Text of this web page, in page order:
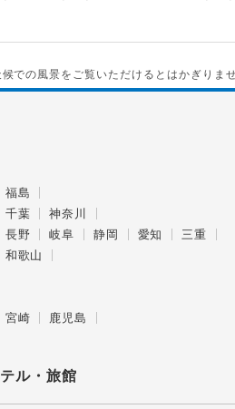
の風景をご覧いただけるとはかぎりま
福島
千葉
神奈川
長野 岐阜 静岡 愛知
三重
和歌山
宮崎
鹿児島
ル・旅館